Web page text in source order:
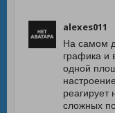
alexes011
На самом
графика и
одной
реагирует
сложных